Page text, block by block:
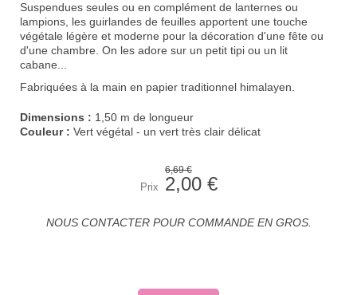
Suspendues seules ou en complément de lanternes ou
lampions, les guirlandes de feuilles apportent une touche
végétale légère et moderne pour la décoration d'une fête ou
d'une chambre. On les adore sur un petit tipi ou un lit
cabane...
Fabriquées à la main en papier traditionnel himalayen.
Dimensions : 1,50 m de longueur
Couleur : Vert végétal - un vert très clair délicat
6,69 €
Prix 2,00 €
NOUS CONTACTER POUR COMMANDE EN GROS.